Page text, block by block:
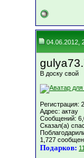
04.06.2012,
В доску свой
Регистрация:
Адрес: актау
Сообщений:
Сказал(а)
1,727
Подарков: 11